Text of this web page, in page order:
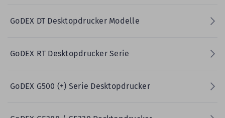
GoDEX DT Desktopdrucker Modelle
GoDEX RT Desktopdrucker Serie
GoDEX G500 (+) Serie Desktopdrucker